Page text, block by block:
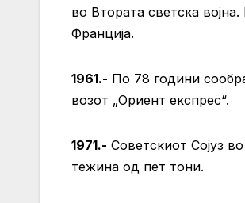
во Втората светска
Франција.
1961.- По 78 години
возот „Ориент експрес“.
1971.- Советскиот Сојуз
тежина од пет тони.